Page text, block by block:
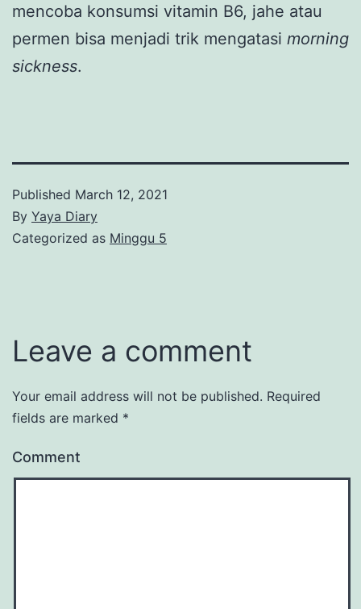
mencoba konsumsi vitamin B6, jahe atau
permen bisa menjadi trik mengatasi morning
sickness.
Published March 12, 2021
By Yaya Diary
Categorized as Minggu 5
Leave a comment
Your email address will not be published. Required
fields are marked *
Comment